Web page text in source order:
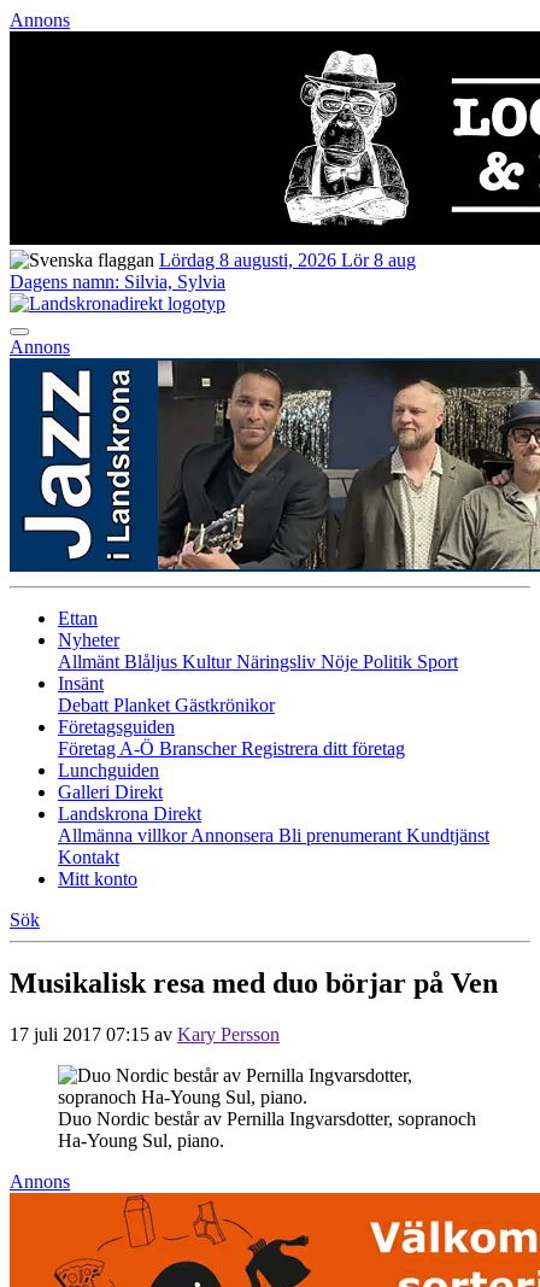
Annons
Lördag 8 augusti, 2026 Lör 8 aug
Dagens namn: Silvia, Sylvia
Annons
Ettan
Nyheter
Allmänt Blåljus KulturNäringsliv Nöje Politik Sport
Insänt
Debatt Planket Gästkrönikor
Företagsguiden
Företag A-Ö BranscherRegistrera ditt företag
Lunchguiden
Galleri Direkt
Landskrona Direkt
Allmänna villkorAnnonsera Bli prenumerant Kundtjänst
Kontakt
Mitt konto
Sök
Musikalisk resa med duo börjar på Ven
17 juli 2017 07:15 av Kary Persson
Duo Nordic består av Pernilla Ingvarsdotter, sopranoch
Ha-Young Sul, piano.
Annons